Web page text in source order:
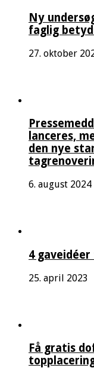
Ny
faglig
27. oktober
lanceres,
den nye
6. august 2024
4
25. april 2023
Få gratis